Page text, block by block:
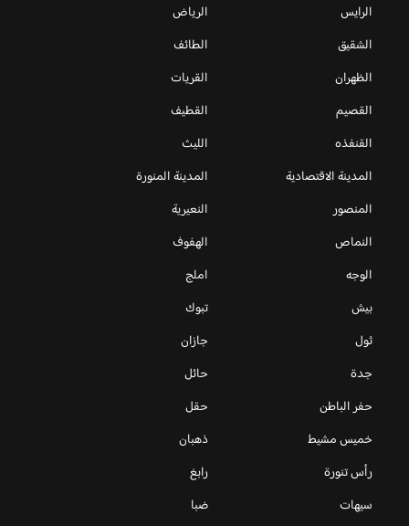
الرايس
الرياض
الشقيق
الطائف
الظهران
القريات
القصيم
القطيف
القنفذه
الليث
المدينة الاقتصادية
المدينة المنورة
المنصور
النعيرية
النماص
الهفوف
الوجه
املج
بيش
تبوك
ثول
جازان
جدة
حائل
حفر الباطن
حقل
خميس مشيط
ذهبان
رأس تنورة
رابغ
سيهات
ضبا